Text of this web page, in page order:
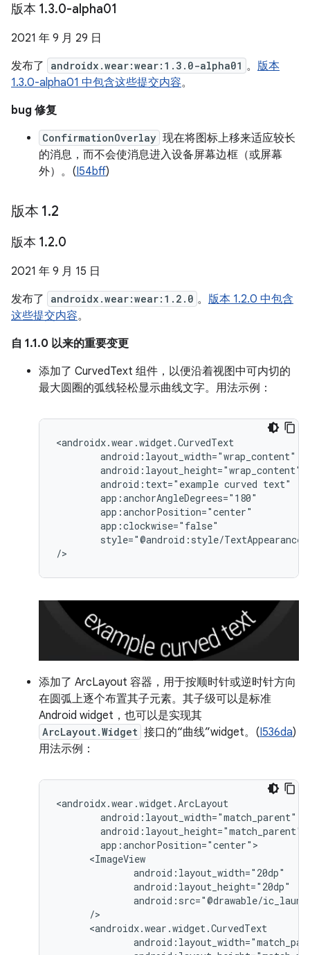
版本 1.3.0-alpha01
2021 年 9 月 29 日
发布了
androidx.wear:wear:1.3.0-alpha01 。 版本
1.3.0-alpha01 中包含这些提交内容。
bug 修复
ConfirmationOverlay 现在将图标上移来适应较长
的消息，而不会使消息进入设备屏幕边框（或屏幕
外）。(I54bff)
版本 1.2
版本 1.2.0
2021 年 9 月 15 日
发布了
androidx.wear:wear:1.2.0 。 版本 1.2.0 中包含
这些提交内容。
自 1.1.0 以来的重要变更
添加了 CurvedText 组件，以便沿着视图中可内切的
最大圆圈的弧线轻松显示曲线文字。用法示例：
android:text="example curved
style="@android:style/
添加了 ArcLayout 容器，用于按顺时针或逆时针方向
在圆弧上逐个布置其子元素。其子级可以是标准
Android widget，也可以是实现其
ArcLayout.Widget 接口的“曲线”widget。(I536da)
用法示例：